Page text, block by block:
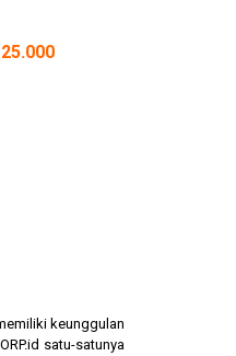
keunggulan
satu-satunya